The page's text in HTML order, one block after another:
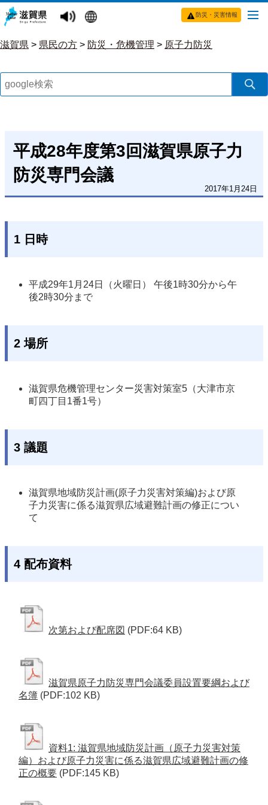
防災・災害情報
滋賀県 > 県民の方 > 防災・危機管理 > 原子力防災
平成28年度第3回滋賀県原子力
防災専門会議
2017年1月24日
1 日時
平成29年1月24日（火曜日） 午後1時30分から午
後2時30分まで
2 場所
滋賀県危機管理センター災害対策室5（大津市京
町四丁目1番1号）
3 議題
滋賀県地域防災計画(原子力災害対策編)および原
子力災害に係る滋賀県広域避難計画の修正につい
て
4 配布資料
次第および配席図 (PDF:64 KB)
滋賀県原子力防災専門会議委員設置要綱および
名簿 (PDF:102 KB)
資料1: 滋賀県地域防災計画（原子力災害対策
編）および原子力災害に係る滋賀県広域避難計画の修
正の概要 (PDF:145 KB)